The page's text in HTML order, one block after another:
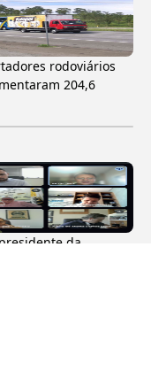
rodoviários
204,6
da